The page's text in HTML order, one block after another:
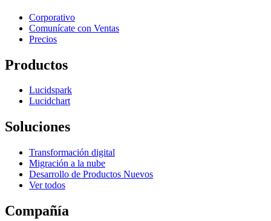
Corporativo
Comunícate con Ventas
Precios
Productos
Lucidspark
Lucidchart
Soluciones
Transformación digital
Migración a la nube
Desarrollo de Productos Nuevos
Ver todos
Compañía